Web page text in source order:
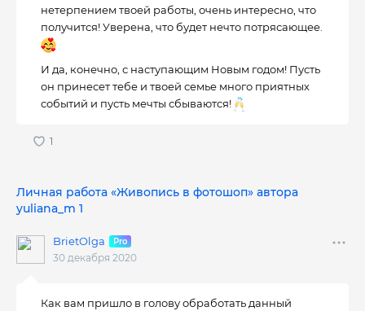
нетерпением твоей работы, очень интересно, что
получится! Уверена, что будет нечто потрясающее.
И да, конечно, с наступающим Новым годом! Пусть
он принесет тебе и твоей семье много приятных
событий и пусть мечты сбываются!
Личная работа «Живопись в фотошоп» автора
yuliana_m 1
BrietOlga
30 декабря 2020
Как вам пришло в голову обработать данный